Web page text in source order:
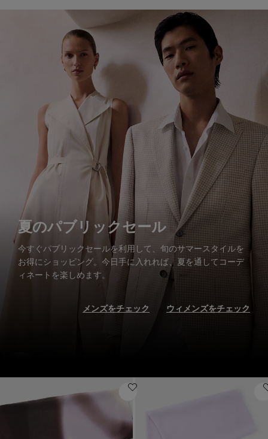
夏のパブリックセール
今すぐパブリックセールを利用して、旬のサマースタイルを
お得にショッピング。今日手に入れれば、夏を通してコーデ
ィネートを楽しめます。
メンズをチェック ウィメンズをチェック